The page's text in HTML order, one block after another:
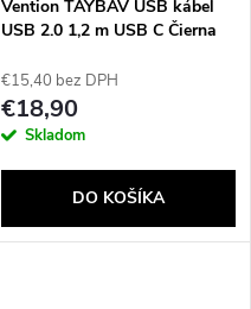
Vention TAYBAV USB kábel
USB 2.0 1,2 m USB C Čierna
€15,40 bez DPH
€18,90
Skladom
DO KOŠÍKA